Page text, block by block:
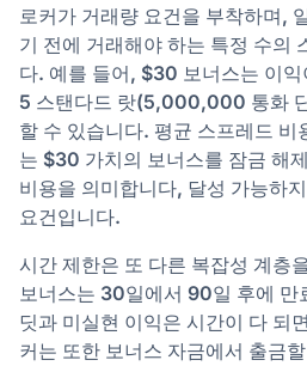
로커가 거래량 요건을 부착하며,
기 전에 거래해야 하는 특정 수의
다. 예를 들어, $30 보너스는 이
5 스탠다드 랏(5,000,000 통화
할 수 있습니다. 평균 스프레드 비
는 $30 가치의 보너스를 잠금 해
비용을 의미합니다, 달성 가능하
요건입니다.
시간 제한은 또 다른 복잡성 계층
보너스는 30일에서 90일 후에 만
딧과 미실현 이익은 시간이 다 되
커는 또한 보너스 자금에서 출금